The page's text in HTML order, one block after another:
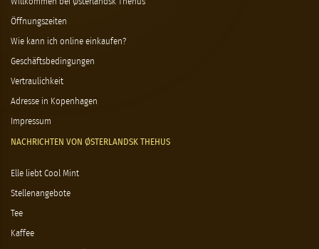
Öffnungszeiten
Wie kann ich online einkaufen?
Geschäftsbedingungen
Vertraulichkeit
Adresse in Kopenhagen
Impressum
NACHRICHTEN VON ØSTERLANDSK THEHUS
Elle liebt Cool Mint
Stellenangebote
Tee
Kaffee